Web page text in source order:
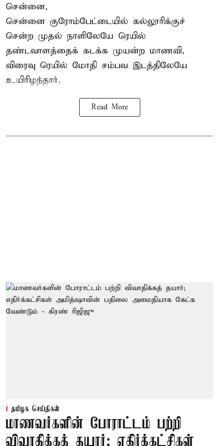
சென்னை,
சென்னை குரோம்பேட்டையில் கல்லூரிக்குச்
சென்ற முதல் நாளிலேயே ரெயில்
தண்டவாளத்தைக் கடக்க முயன்ற மாணவி,
விரைவு ரெயில் மோதி சம்பவ இடத்திலேயே
உயிரிழந்தார்.
Read More
தமிழக செய்திகள்
மாணவர்களின் போராட்டம் பற்றி
விவாதிக்கத் தயார்; எதிர்க்கட்சிகள்